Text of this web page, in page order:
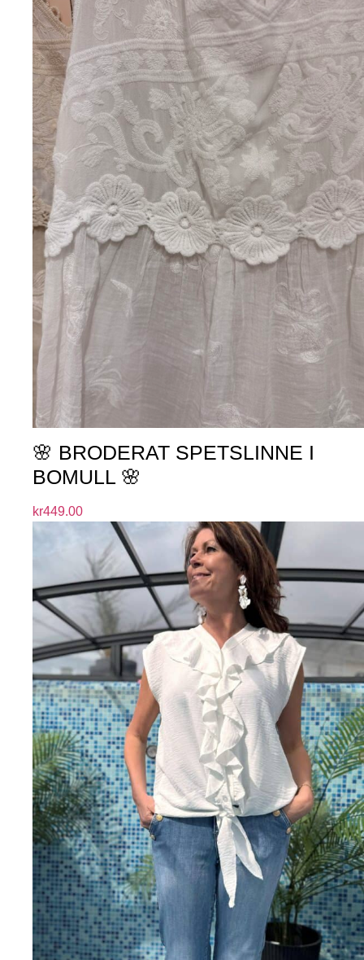
🌸 BRODERAT SPETSLINNE I
BOMULL 🌸
kr449.00